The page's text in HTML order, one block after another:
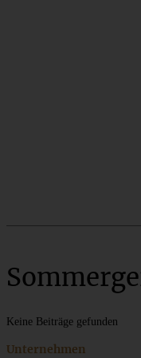
Keine Beiträge gefunden
Unternehmen